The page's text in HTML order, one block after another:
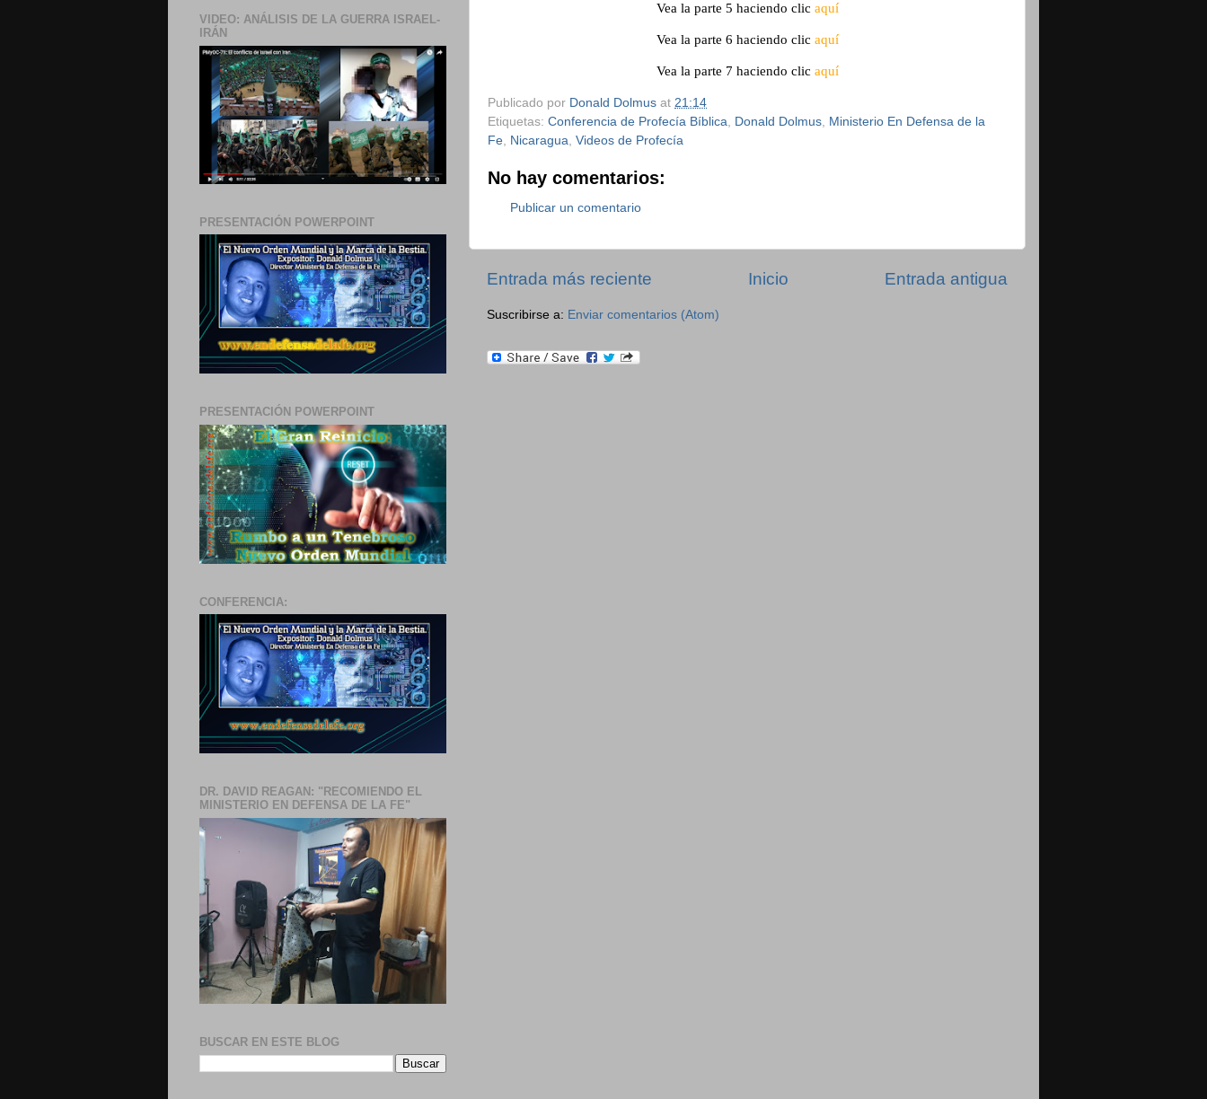
Vea la parte 5 haciendo clic aquí
Vea la parte 6 haciendo clic aquí
Vea la parte 7 haciendo clic aquí
Publicado por Donald Dolmus at 21:14
Etiquetas: Conferencia de Profecía Bíblica Donald Dolmus
Ministerio En Defensa de la
Fe
Nicaragua Videos de Profecía
No hay comentarios:
Publicar un comentario
Entrada más reciente Entrada antigua
Inicio
Suscribirse a: Enviar comentarios (Atom)
VIDEO: ANÁLISIS DE LA GUERRA ISRAEL-
IRÁN
PRESENTACIÓN POWERPOINT
PRESENTACIÓN POWERPOINT
CONFERENCIA:
DR. DAVID REAGAN: "RECOMIENDO EL
MINISTERIO EN DEFENSA DE LA FE"
BUSCAR EN ESTE BLOG